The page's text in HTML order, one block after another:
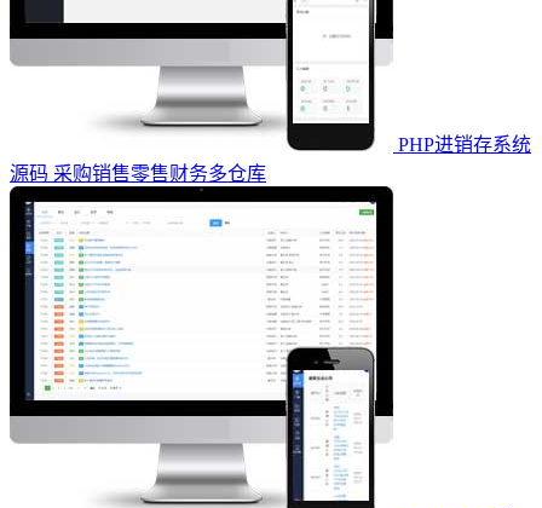
PHP进销存系统
源码 采购销售零售财务多仓库